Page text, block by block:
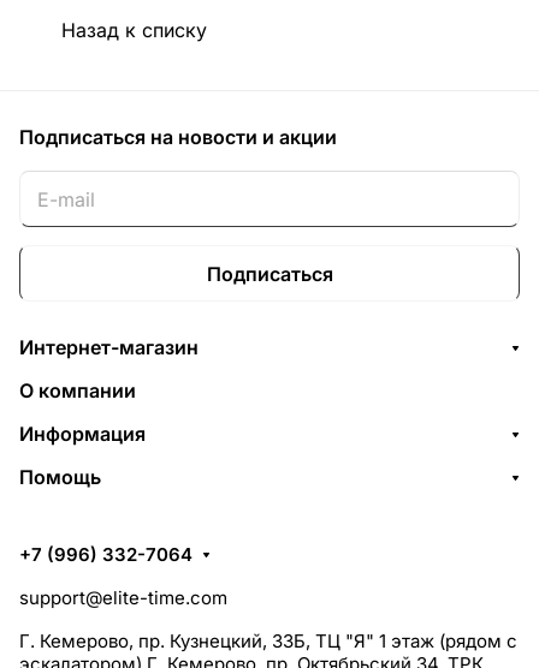
Назад к списку
Подписаться на новости и акции
Подписаться
Интернет-магазин
О компании
Информация
Помощь
+7 (996) 332-7064
support@elite-time.com
Г. Кемерово, пр. Кузнецкий, 33Б, ТЦ "Я" 1 этаж (рядом с